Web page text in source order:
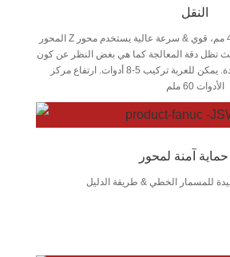
النقل
المحور Z مع برغي الرصاص 40 مم، قوي & سرعة عالية يستخدم محور X/Z محملًا
تظل دقة المعالجة كما هي بغض النظر عن كون
الماكينة في حالة دافئة أو باردة. يمكن للعربة تركيب 5-8 أدوات. ارتفاع مركز
الأدوات 60 ملم
للمسمار الخطي & طريقة الدليل